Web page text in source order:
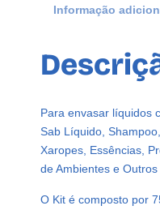
Informação
Para envasar líquidos
Sab Líquido,
Xaropes, Essências,
de Ambientes e Outros
O Kit é composto por